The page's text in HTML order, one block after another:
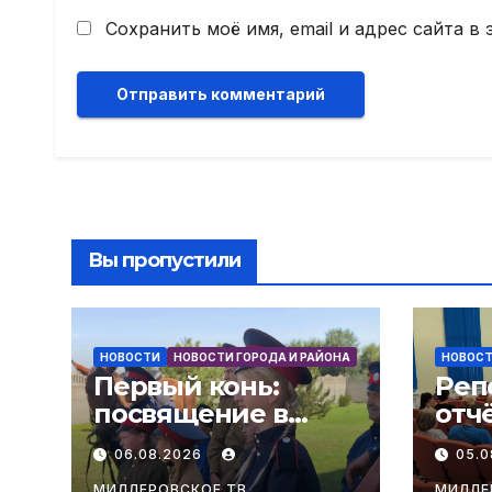
Сохранить моё имя, email и адрес сайта
Вы пропустили
НОВОСТИ НОВОСТИ ГОРОДА И РАЙОНА
Первый конь:
посвящение в
казаки! В слободе
Поздеевка прошёл
06.08.2026